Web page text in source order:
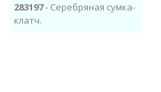
283197- Серебряная сумка-
клатч.